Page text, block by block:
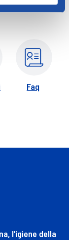
pratico
di
pelle del
i gonfiori
Faq
l’igiene della